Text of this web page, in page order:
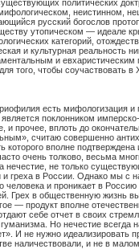
политических
неистинном,
русский богослов
утопическом —
категорий,
и культурная реальность
и
чтобы соучаствовать
есть
поклонником
прочее, вплоть до
считаю совершенно
вполне подтверждена
очень толково, весьма
не только
в России. Однако мы с
и проникает в
в общественную жизнь
— продукт вполне
себе отчет в своих
Но нечестие
И не нужно
наличествовали, и не в малом